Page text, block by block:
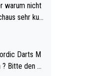
warum nicht
des Weltm
Bitte den A